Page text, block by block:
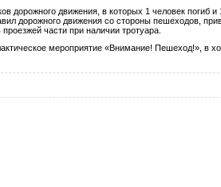
дорожного движения, в которых 1 человек погиб
дорожного движения со стороны пешеходов,
части при наличии тротуара.
мероприятие «Внимание! Пешеход!», в